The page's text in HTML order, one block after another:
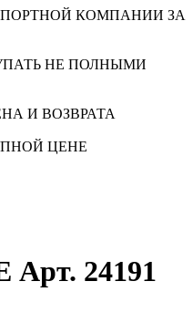
КОМПАНИИ ЗА
НЕ ПОЛНЫМИ
И ВОЗВРАТА
ЦЕНЕ
24191